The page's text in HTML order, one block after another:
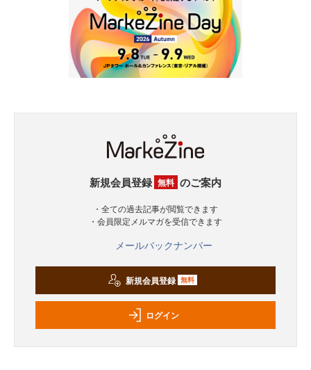
新規会員登録 無料 のご案内
・全ての過去記事が閲覧できます
・会員限定メルマガを受信できます
メールバックナンバー
新規会員登録 無料
ログイン